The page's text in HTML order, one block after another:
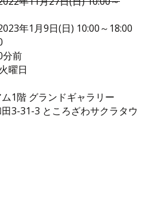
年1月9日(日) 10:00～18:00
前
曜日
1階 グランドギャラリー
3-31-3 ところざわサクラタウ